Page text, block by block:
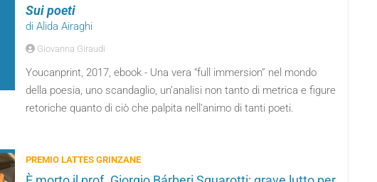
Sui poeti
di Alida Airaghi
Giovanna Giraudi
Youcanprint, 2017, ebook - Una vera “full immersion” nel mondo
della poesia, uno scandaglio, un’analisi non tanto di metrica e figure
retoriche quanto di ciò che palpita nell’animo di tanti poeti.
PREMIO LATTES GRINZANE